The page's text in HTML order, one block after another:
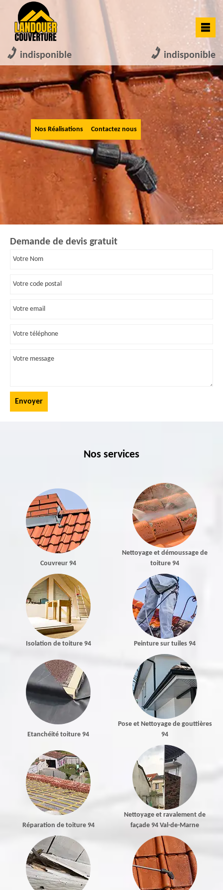
indisponible indisponible
Nos Réalisations Contactez nous
Demande de devis gratuit
Nos services
Couvreur 94
Nettoyage et démoussage de
toiture 94
Isolation de toiture 94 Peinture sur tuiles 94
Etanchéité toiture 94
Pose et Nettoyage de gouttières
94
Réparation de toiture 94
Nettoyage et ravalement de
façade 94 Val-de-Marne